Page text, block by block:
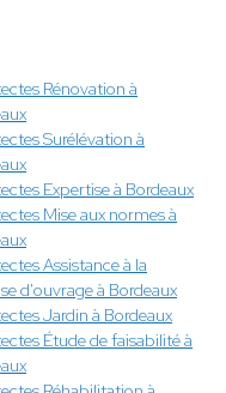
Rénovation à
Surélévation à
Expertise à Bordeaux
Mise aux normes à
Assistance à la
d'ouvrage à Bordeaux
Jardin à Bordeaux
Étude de faisabilité à